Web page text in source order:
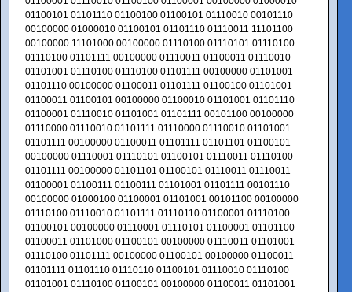
01100101 01101110 01100100 01100101 01110010 00101110
00100000 01000010 01100101 01101110 01110011 11101100
00100000 11101000 00100000 01110100 01110101 01110100
01110100 01101111 00100000 01110011 01100011 01110010
01101001 01110100 01110100 01101111 00100000 01101001
01101110 00100000 01100011 01101111 01100100 01101001
01100011 01100101 00100000 01100010 01101001 01101110
01100001 01110010 01101001 01101111 00101100 00100000
01110000 01110010 01101111 01110000 01110010 01101001
01101111 00100000 01100011 01101111 01101101 01100101
00100000 01110001 01110101 01100101 01110011 01110100
01101111 00100000 01101101 01100101 01110011 01110011
01100001 01100111 01100111 01101001 01101111 00101110
00100000 01000100 01100001 01101001 00101100 00100000
01110100 01110010 01101111 01110110 01100001 01110100
01100101 00100000 01110001 01110101 01100001 01101100
01100011 01101000 01100101 00100000 01110011 01101001
01110100 01101111 00100000 01100101 00100000 01100011
01101111 01101110 01110110 01100101 01110010 01110100
01101001 01110100 01100101 00100000 01100011 01101001